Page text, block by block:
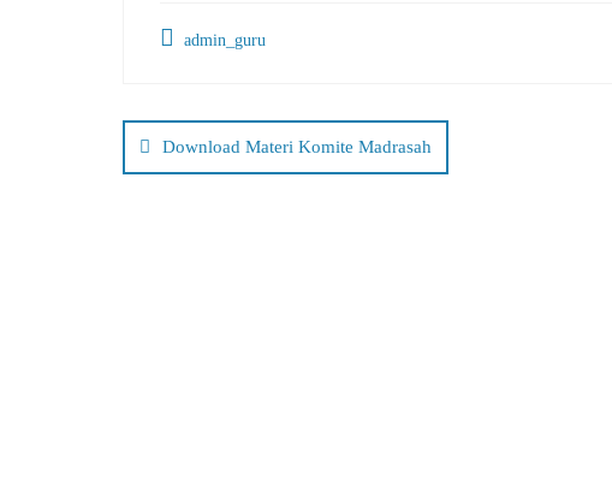
admin_guru
navigation
Download Materi Komite Madrasah